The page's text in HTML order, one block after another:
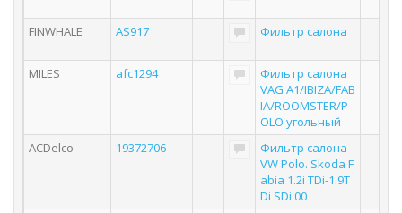
FINWHALE AS917 Фильтр салона
MILES afc1294
Фильтр салона
VAG A1/IBIZA/FAB
IA/ROOMSTER/P
OLO угольный
ACDelco
19372706
Фильтр салона
VW Polo. Skoda F
abia 1.2i TDi-1.9T
Di SDi 00